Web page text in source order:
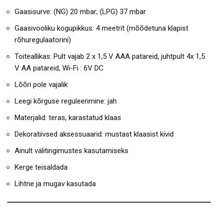
Gaasisurve: (NG) 20 mbar; (LPG) 37 mbar
Gaasivooliku kogupikkus: 4 meetrit (mõõdetuna klapist
rõhuregulaatorini)
Toiteallikas: Pult vajab 2 x 1,5 V AAA patareid, juhtpult 4x 1,5
V AA patareid, Wi-Fi : 6V DC
Lõõri pole vajalik
Leegi kõrguse reguleerimine: jah
Materjalid: teras, karastatud klaas
Dekoratiivsed aksessuaarid: mustast klaasist kivid
Ainult välitingimustes kasutamiseks
Kerge teisaldada
Lihtne ja mugav kasutada